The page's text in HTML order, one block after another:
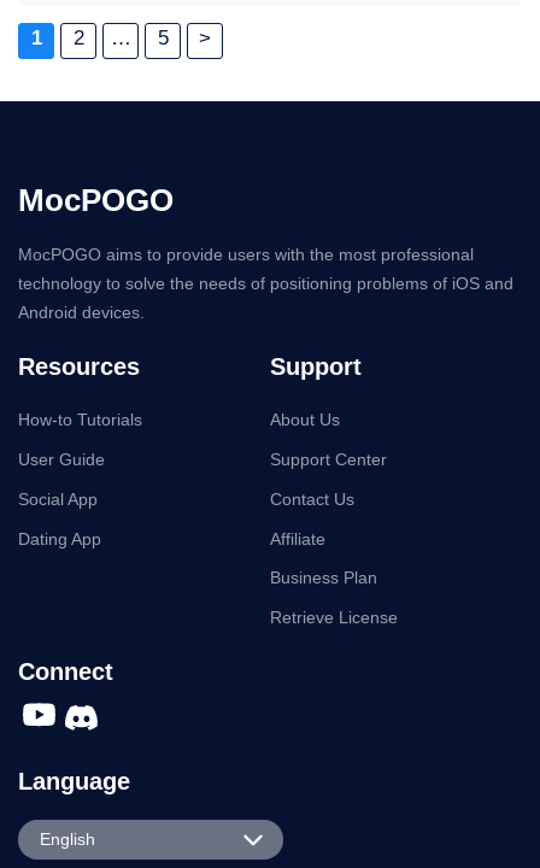
1 2 … 5 >
MocPOGO
MocPOGO aims to provide users with the most professional
technology to solve the needs of positioning problems of iOS and
Android devices.
Resources
How-to Tutorials
User Guide
Social App
Dating App
Support
About Us
Support Center
Contact Us
Affiliate
Business Plan
Retrieve License
Connect
Language
English